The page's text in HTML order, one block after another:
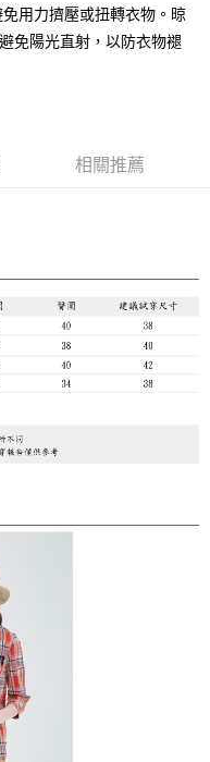
用力擠壓或扭轉衣物。晾
免陽光直射，以防衣物褪
相關推薦